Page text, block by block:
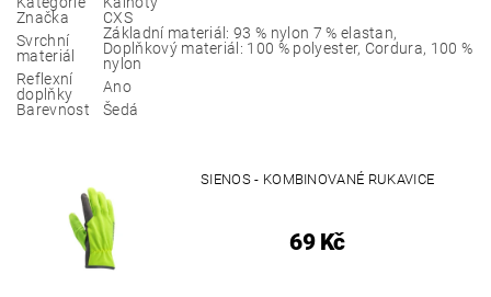
Značka
CXS
Svrchní
materiál
Základní materiál: 93 % nylon 7 % elastan,
Doplňkový materiál: 100 % polyester, Cordura, 100 %
nylon
Reflexní
doplňky
Ano
Barevnost
Šedá
SIENOS - KOMBINOVANÉ RUKAVICE
69 Kč